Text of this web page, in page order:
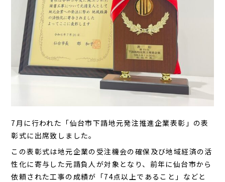
7 月に行われた「仙台市下請地元発注推進企業表彰」の表
彰式に出席致しました。
この表彰式は地元企業の受注機会の確保及び地域経済の活
性化に寄与した元請負人が対象となり、前年に仙台市から
依頼された工事の成績が「74点以上であること」などと